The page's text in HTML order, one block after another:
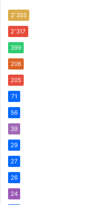
2٬355
2٬317
399
206
205
71
56
39
29
27
26
24